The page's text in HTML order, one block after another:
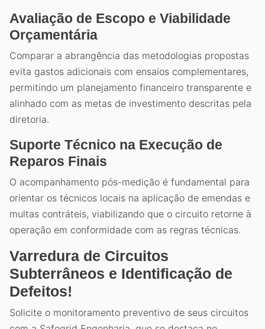
Avaliação de Escopo e Viabilidade
Orçamentária
Comparar a abrangência das metodologias propostas
evita gastos adicionais com ensaios complementares,
permitindo um planejamento financeiro transparente e
alinhado com as metas de investimento descritas pela
diretoria.
Suporte Técnico na Execução de
Reparos Finais
O acompanhamento pós-medição é fundamental para
orientar os técnicos locais na aplicação de emendas e
multas contráteis, viabilizando que o circuito retorne à
operação em conformidade com as regras técnicas.
Varredura de Circuitos
Subterrâneos e Identificação de
Defeitos!
Solicite o monitoramento preventivo de seus circuitos